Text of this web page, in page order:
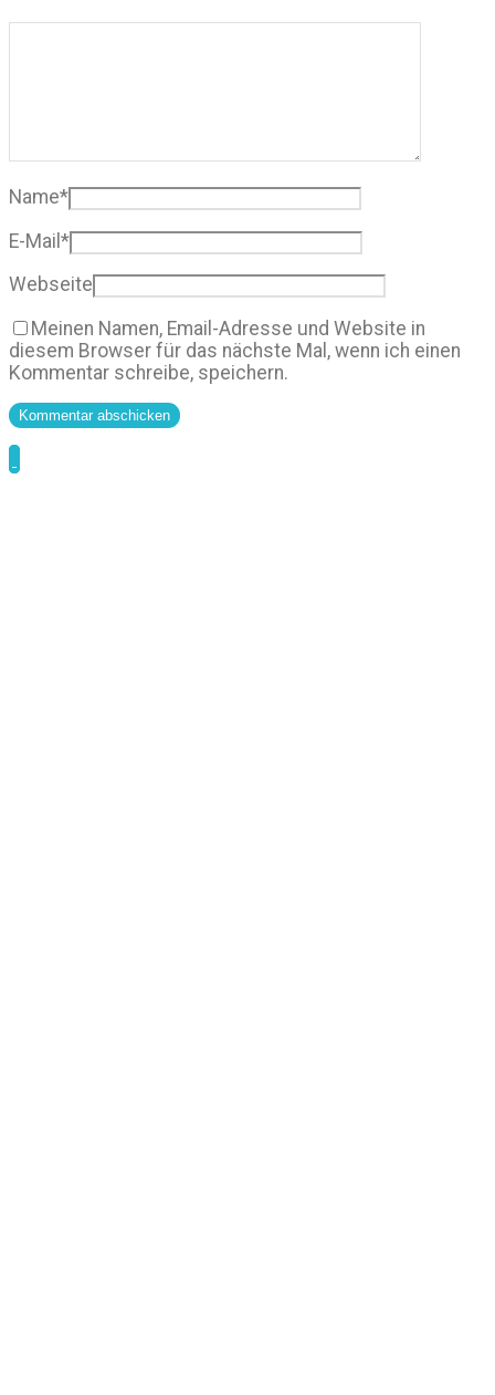
Name*
E-Mail *
Webseite
Meinen Namen, Email-Adresse und Website in
diesem Browser für das nächste Mal, wenn ich einen
Kommentar schreibe, speichern.